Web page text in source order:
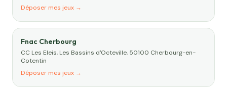
Déposer mes jeux →
Fnac Cherbourg
CC Les Eleis, Les Bassins d'Octeville, 50100 Cherbourg-en-
Cotentin
Déposer mes jeux →